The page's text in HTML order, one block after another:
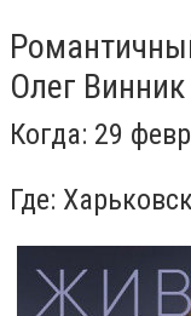
Олег Винник
Когда: 29
Где: